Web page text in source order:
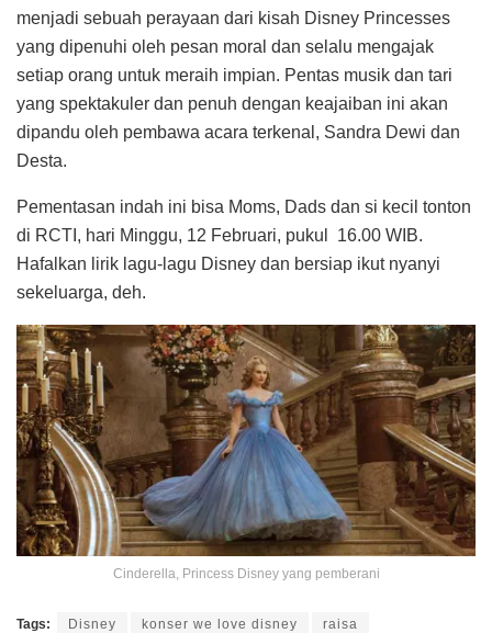
menjadi sebuah perayaan dari kisah Disney Princesses
yang dipenuhi oleh pesan moral dan selalu mengajak
setiap orang untuk meraih impian. Pentas musik dan tari
yang spektakuler dan penuh dengan keajaiban ini akan
dipandu oleh pembawa acara terkenal, Sandra Dewi dan
Desta.
Pementasan indah ini bisa Moms, Dads dan si kecil tonton
di RCTI, hari Minggu, 12 Februari, pukul 16.00 WIB.
Hafalkan lirik lagu-lagu Disney dan bersiap ikut nyanyi
sekeluarga, deh.
Cinderella, Princess Disney yang pemberani
Tags: Disney konser we love disney raisa